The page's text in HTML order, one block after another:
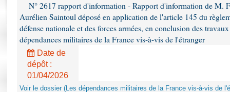
Rapports sur l'application des lois
Baromètre de l’application des lois
Dossiers législatifs
Budget et sécurité sociale
Questions écrites et orales
N° 2617 rapport d'information - Rapport d'information de M.
Aurélien Saintoul déposé en application de l'article 145 du
défense nationale et des forces armées, en conclusion des
dépendances militaires de la France vis-à-vis de l'étranger
Date de
dépôt :
01/04/2026
Voir le dossier (Les dépendances militaires de la France vis-à-vis de